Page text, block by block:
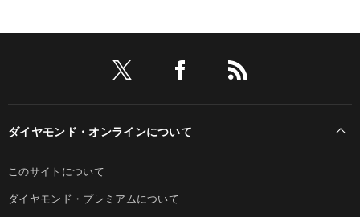
ダイヤモンド・オンラインについて
このサイトについて
ダイヤモンド・プレミアムについて